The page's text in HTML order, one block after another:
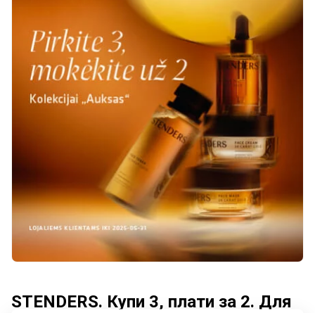
STENDERS. Купи 3, плати за 2. Для